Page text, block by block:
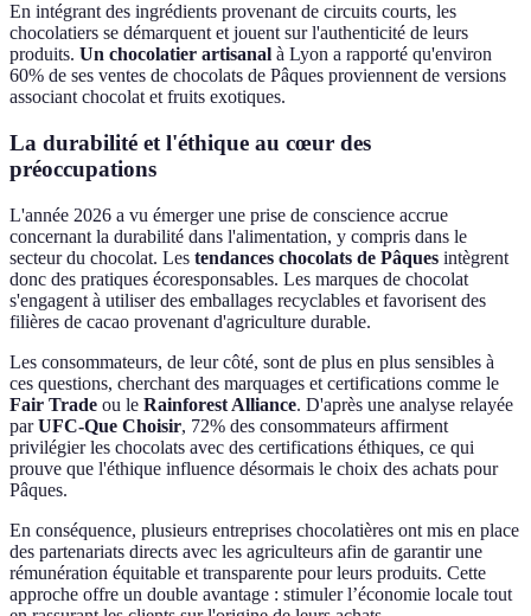
En intégrant des ingrédients provenant de circuits courts, les
chocolatiers se démarquent et jouent sur l'authenticité de leurs
produits. Un chocolatier artisanal à Lyon a rapporté qu'environ
60% de ses ventes de chocolats de Pâques proviennent de versions
associant chocolat et fruits exotiques.
La durabilité et l'éthique au cœur des
préoccupations
L'année 2026 a vu émerger une prise de conscience accrue
concernant la durabilité dans l'alimentation, y compris dans le
secteur du chocolat. Les tendances chocolats de Pâques intègrent
donc des pratiques écoresponsables. Les marques de chocolat
s'engagent à utiliser des emballages recyclables et favorisent des
filières de cacao provenant d'agriculture durable.
Les consommateurs, de leur côté, sont de plus en plus sensibles à
ces questions, cherchant des marquages et certifications comme le
Fair Trade ou le Rainforest Alliance. D'après une analyse relayée
parUFC-Que Choisir, 72% des consommateurs affirment
privilégier les chocolats avec des certifications éthiques, ce qui
prouve que l'éthique influence désormais le choix des achats pour
Pâques.
En conséquence, plusieurs entreprises chocolatières ont mis en place
des partenariats directs avec les agriculteurs afin de garantir une
rémunération équitable et transparente pour leurs produits. Cette
approche offre un double avantage : stimuler l’économie locale tout